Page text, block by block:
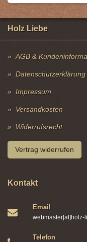
Holz Liebe
AGB &
Datenschutzerklärung
Impressum
Versandkosten
Widerrufsrecht
Vertrag widerrufen
Kontakt
Email
webmaster[at]holz-
Telefon